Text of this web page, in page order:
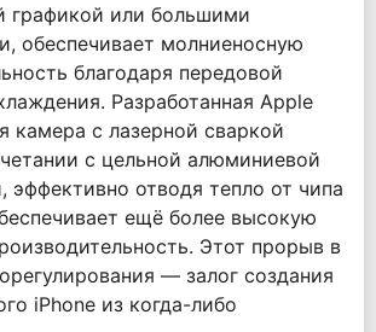
графикой или большими
обеспечивает молниеносную
благодаря передовой
Разработанная Apple
камера с лазерной сваркой
с цельной алюминиевой
эффективно отводя тепло от чипа
ещё более высокую
Этот прорыв в
— залог создания
iPhone из когда-либо